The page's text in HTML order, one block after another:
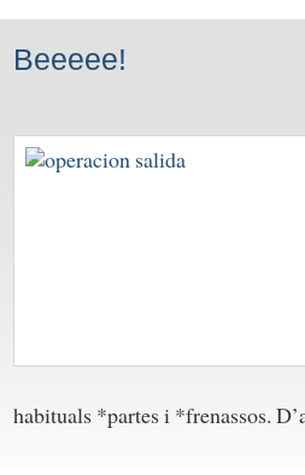
Beeeee!
habituals *partes i *frenassos.